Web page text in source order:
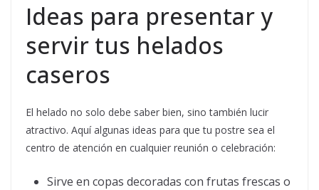
Ideas para presentar y
servir tus helados
caseros
El helado no solo debe saber bien, sino también lucir
atractivo. Aquí algunas ideas para que tu postre sea el
centro de atención en cualquier reunión o celebración:
Sirve en copas decoradas con frutas frescas o